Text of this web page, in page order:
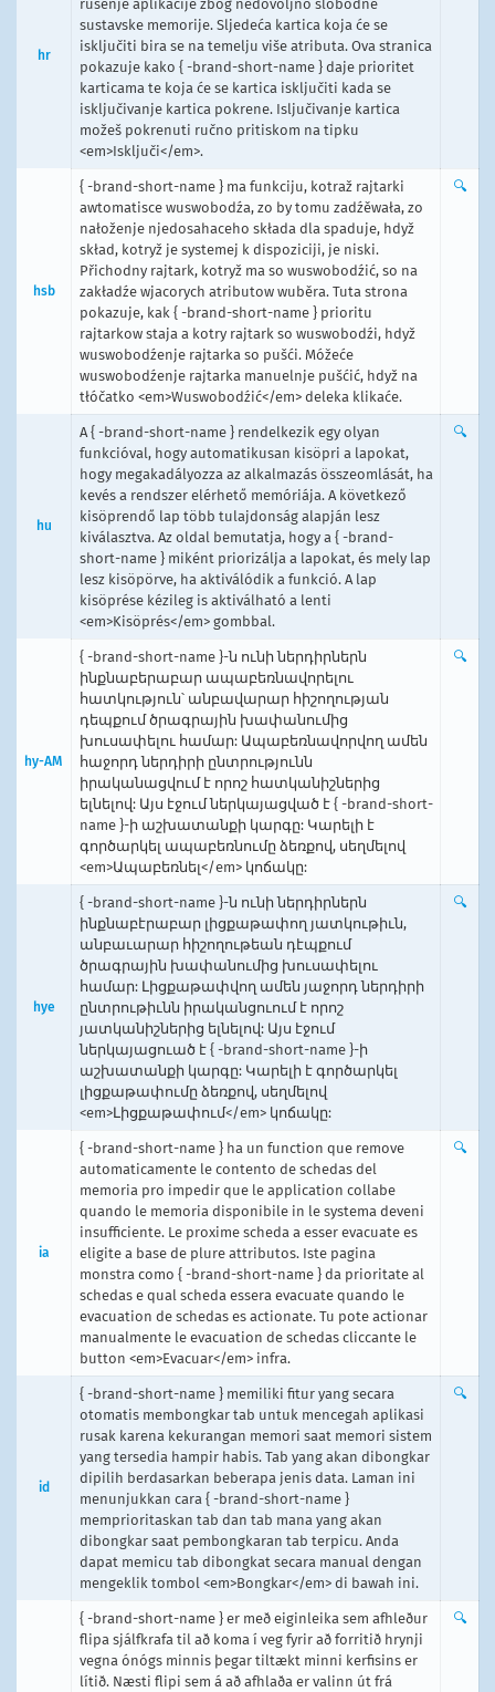
hr
rušenje aplikacije zbog nedovoljno slobodne
sustavske memorije. Sljedeća kartica koja će se
isključiti bira se na temelju više atributa. Ova stranica
pokazuje kako { -brand-short-name } daje prioritet
karticama te koja će se kartica isključiti kada se
isključivanje kartica pokrene. Isljučivanje kartica
možeš pokrenuti ručno pritiskom na tipku
<em>Isključi</em>.
hsb
{ -brand-short-name } ma funkciju, kotraž rajtarki
awtomatisce wuswobodźa, zo by tomu zadźěwała, zo
nałoženje njedosahaceho składa dla spaduje, hdyž
skład, kotryž je systemej k dispoziciji, je niski.
Přichodny rajtark, kotryž ma so wuswobodźić, so na
zakładźe wjacorych atributow wuběra. Tuta strona
pokazuje, kak { -brand-short-name } prioritu
rajtarkow staja a kotry rajtark so wuswobodźi, hdyž
wuswobodźenje rajtarka so pušći. Móžeće
wuswobodźenje rajtarka manuelnje pušćić, hdyž na
tłóčatko <em>Wuswobodźić</em> deleka klikaće.
🔍
hu
A { -brand-short-name } rendelkezik egy olyan
funkcióval, hogy automatikusan kisöpri a lapokat,
hogy megakadályozza az alkalmazás összeomlását, ha
kevés a rendszer elérhető memóriája. A következő
kisöprendő lap több tulajdonság alapján lesz
kiválasztva. Az oldal bemutatja, hogy a { -brand-
short-name } miként priorizálja a lapokat, és mely lap
lesz kisöpörve, ha aktiválódik a funkció. A lap
kisöprése kézileg is aktiválható a lenti
<em>Kisöprés</em> gombbal.
🔍
hy-AM
{ -brand-short-name }-ն ունի ներդիրներն
ինքնաբերաբար ապաբեռնավորելու
հատկություն՝ անբավարար հիշողության
դեպքում ծրագրային խափանումից
խուսափելու համար: Ապաբեռնավորվող ամեն
հաջորդ ներդիրի ընտրությունն
իրականացվում է որոշ հատկանիշներից
ելնելով: Այս էջում ներկայացված է { -brand-short-
name }-ի աշխատանքի կարգը: Կարելի է
գործարկել ապաբեռնումը ձեռքով, սեղմելով
<em>Ապաբեռնել</em> կոճակը:
🔍
hye
{ -brand-short-name }-ն ունի ներդիրներն
ինքնաբէրաբար լիցքաթափող յատկութիւն,
անբաւարար հիշողութեան դէպքում
ծրագրային խափանումից խուսափելու
համար: Լիցքաթափվող ամեն յաջորդ ներդիրի
ընտրութիւնն իրականցուում է որոշ
յատկանիշներից ելնելով: Այս էջում
ներկայացուած է { -brand-short-name }-ի
աշխատանքի կարգը: Կարելի է գործարկել
լիցքաթափումը ձեռքով, սեղմելով
<em>Լիցքաթափում</em> կոճակը:
🔍
ia
{ -brand-short-name } ha un function que remove
automaticamente le contento de schedas del
memoria pro impedir que le application collabe
quando le memoria disponibile in le systema deveni
insufficiente. Le proxime scheda a esser evacuate es
eligite a base de plure attributos. Iste pagina
monstra como { -brand-short-name } da prioritate al
schedas e qual scheda essera evacuate quando le
evacuation de schedas es actionate. Tu pote actionar
manualmente le evacuation de schedas cliccante le
button <em>Evacuar</em> infra.
🔍
id
{ -brand-short-name } memiliki fitur yang secara
otomatis membongkar tab untuk mencegah aplikasi
rusak karena kekurangan memori saat memori sistem
yang tersedia hampir habis. Tab yang akan dibongkar
dipilih berdasarkan beberapa jenis data. Laman ini
menunjukkan cara { -brand-short-name }
memprioritaskan tab dan tab mana yang akan
dibongkar saat pembongkaran tab terpicu. Anda
dapat memicu tab dibongkat secara manual dengan
mengeklik tombol <em>Bongkar</em> di bawah ini.
🔍
{ -brand-short-name } er með eiginleika sem afhleður
flipa sjálfkrafa til að koma í veg fyrir að forritið hrynji
vegna ónógs minnis þegar tiltækt minni kerfisins er
lítið. Næsti flipi sem á að afhlaða er valinn út frá
🔍